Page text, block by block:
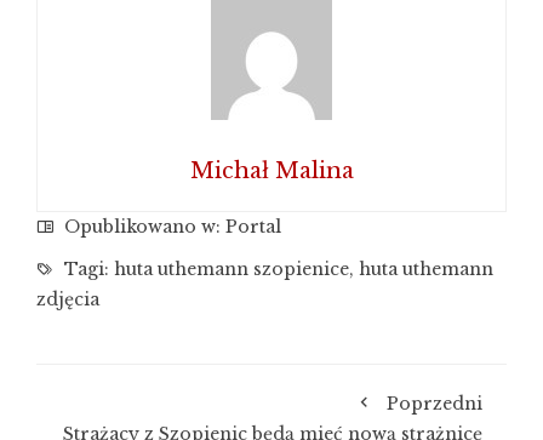
Michał Malina
Opublikowano w: Portal
Tagi: huta uthemann szopienice, huta uthemann
zdjęcia
Poprzedni
Strażacy z Szopienic będą mieć nową strażnicę